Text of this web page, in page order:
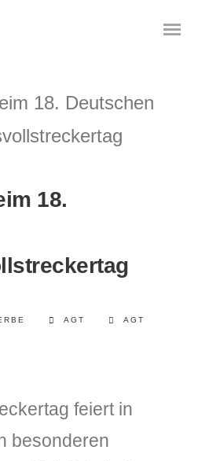
18.
AGT AGT
feiert in
besonderen